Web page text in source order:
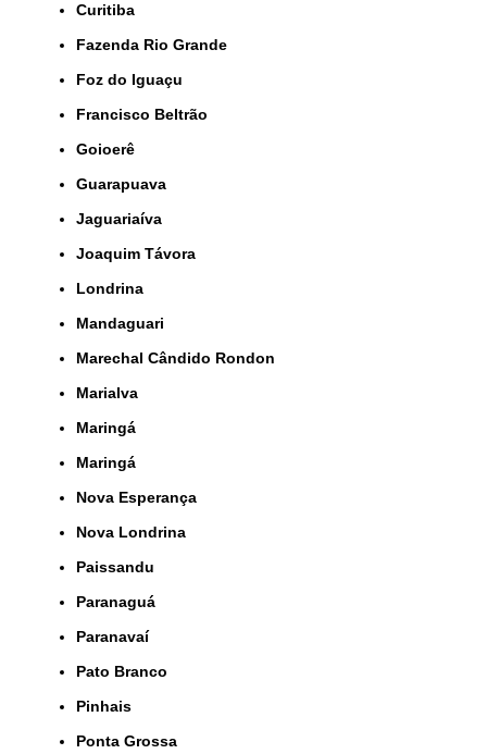
Curitiba
Fazenda Rio Grande
Foz do Iguaçu
Francisco Beltrão
Goioerê
Guarapuava
Jaguariaíva
Joaquim Távora
Londrina
Mandaguari
Marechal Cândido Rondon
Marialva
Maringá
Maringá
Nova Esperança
Nova Londrina
Paissandu
Paranaguá
Paranavaí
Pato Branco
Pinhais
Ponta Grossa